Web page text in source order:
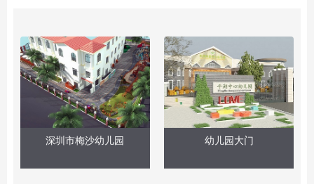
深圳市梅沙幼儿园 幼儿园大门